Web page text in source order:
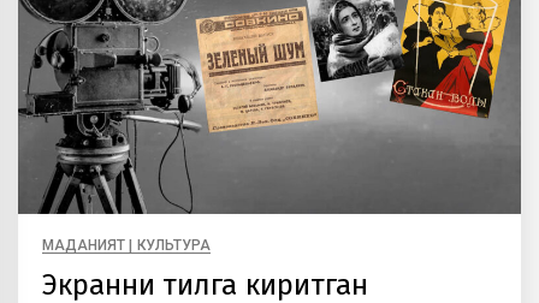
МАДАНИЯТ | КУЛЬТУРА
Экранни тилга киритган